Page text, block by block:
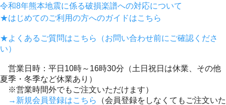
令和8年熊本地震に係る破損楽譜への対応について
★はじめてのご利用の方へのガイドはこちら
★よくあるご質問はこちら（お問い合わせ前にご確認くださ
い）
営業日時：平日10時～16時30分（土日祝日は休業、その他
夏季・冬季など休業あり）
※営業時間外でもご注文いただけます）
→新規会員登録はこちら
（会員登録をしなくてもご注文いた